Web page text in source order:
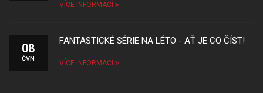
VÍCE INFORMACÍ
08
ČVN
FANTASTICKÉ SÉRIE NA LÉTO - AŤ JE CO ČÍST!
VÍCE INFORMACÍ